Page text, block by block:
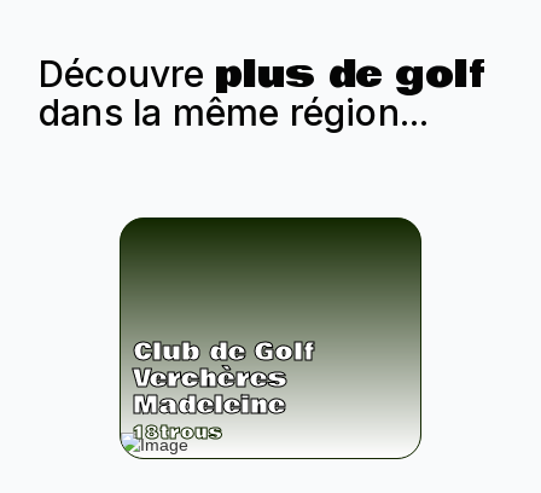
Découvre plus de golf
dans la même région...
Club de Golf
Verchères
Madeleine
18trous